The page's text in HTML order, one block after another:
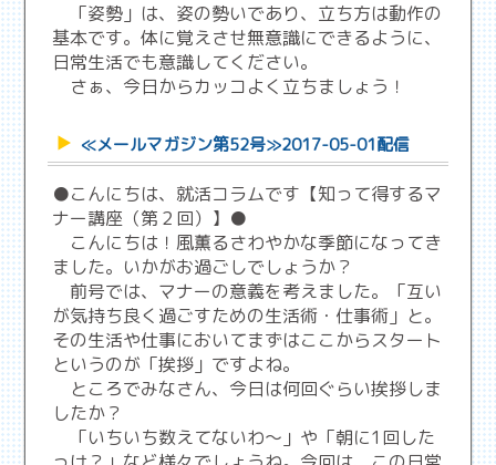
「姿勢」は、姿の勢いであり、立ち方は動作の
基本です。体に覚えさせ無意識にできるように、
日常生活でも意識してください。
さぁ、今日からカッコよく立ちましょう！
≪メールマガジン第52号≫2017-05-01配信
●こんにちは、就活コラムです【知って得するマ
ナー講座（第２回）】●
こんにちは！風薫るさわやかな季節になってき
ました。いかがお過ごしでしょうか？
前号では、マナーの意義を考えました。「互い
が気持ち良く過ごすための生活術・仕事術」と。
その生活や仕事においてまずはここからスタート
というのが「挨拶」ですよね。
ところでみなさん、今日は何回ぐらい挨拶しま
したか？
「いちいち数えてないわ～」や「朝に1回した